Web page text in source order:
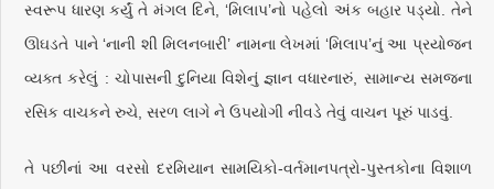
સ્વરૂપ ધારણ કર્યું તે મંગલ દિને, ‘મિલાપ’નો પહેલો અંક બહાર પડ્યો. તેને
ઊઘડતે પાને ‘નાની શી મિલનબારી’ નામના લેખમાં ‘મિલાપ’નું આ પ્રયોજન
વ્યક્ત કરેલું : ચોપાસની દુનિયા વિશેનું જ્ઞાન વધારનારું, સામાન્ય સમજના
રસિક વાચકને રુચે, સરળ લાગે ને ઉપયોગી નીવડે તેવું વાચન પૂરું પાડવું.
તે પછીનાં આ વરસો દરમિયાન સામયિકો-વર્તમાનપત્રો-પુસ્તકોના વિશાળ